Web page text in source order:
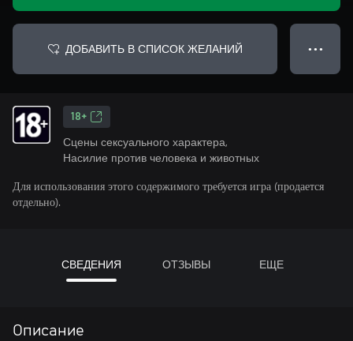
ДОБАВИТЬ В СПИСОК ЖЕЛАНИЙ ● ● ●
18+
Сцены сексуального характера,
Насилие против человека и животных
Для использования этого содержимого требуется игра (продается
отдельно).
СВЕДЕНИЯ ОТЗЫВЫ ЕЩЕ
Описание